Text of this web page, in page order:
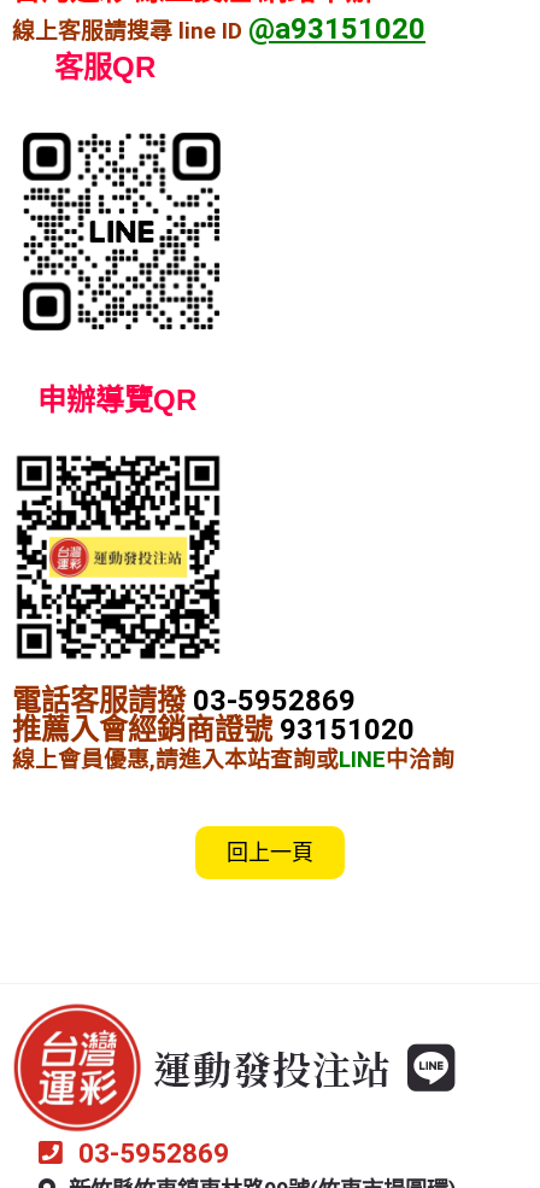
線上客服請搜尋 line ID @a93151020
客服QR
申辦導覽QR
電話客服請撥 03-5952869
推薦入會經銷商證號 93151020
線上會員優惠,請進入本站查詢或LINE中洽詢
回上一頁
03-5952869